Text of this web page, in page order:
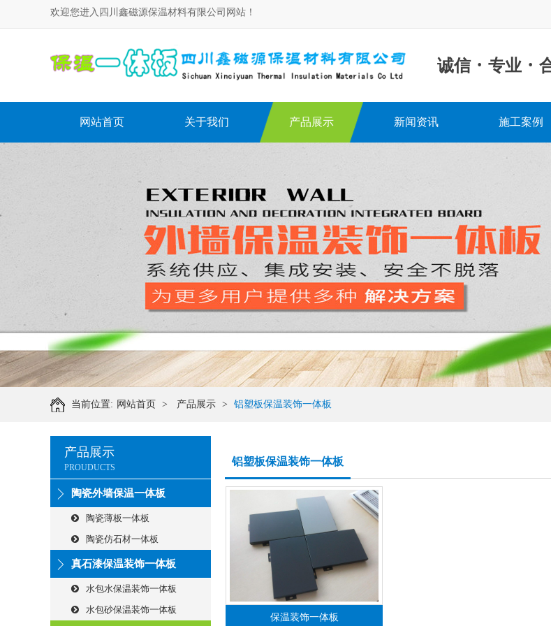
欢迎您进入四川鑫磁源保温材料有限公司网站！
诚信 · 专业 ·
网站首页 关于我们 产品展示 新闻资讯 施工案例
当前位置: 网站首页 > 产品展示 > 铝塑板保温装饰一体板
产品展示
PROUDUCTS
陶瓷外墙保温一体板
陶瓷薄板一体板
陶瓷仿石材一体板
真石漆保温装饰一体板
水包水保温装饰一体板
水包砂保温装饰一体板
铝塑板保温装饰一体板
保温装饰一体板